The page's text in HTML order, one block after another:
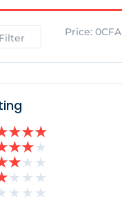
Filter Price: 0CFA
★★★
★★★
★★ ★
★ ★ ★
★ ★ ★